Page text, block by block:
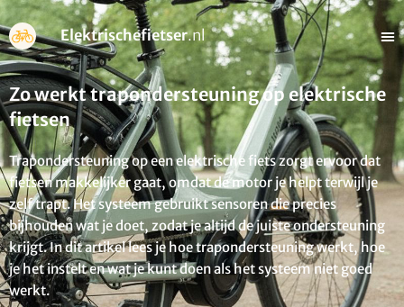
Elektrischefietser.nl
Zo werkt trapondersteuning op elektrische
fietsen
Trapondersteuning op een elektrische fiets zorgt ervoor dat
fietsen makkelijker gaat, omdat de motor je helpt terwijl je
zelf trapt. Het systeem gebruikt sensoren die precies
bijhouden wat je doet, zodat je altijd de juiste ondersteuning
krijgt. In dit artikel lees je hoe trapondersteuning werkt, hoe
je het instelt en wat je kunt doen als het systeem niet goed
werkt.